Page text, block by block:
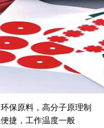
保原料，高分子原理制
捷，工作温度一般